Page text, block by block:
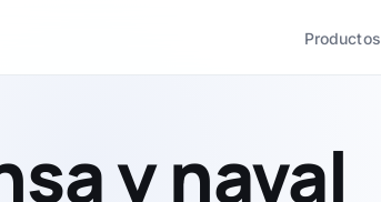
Productos
y naval